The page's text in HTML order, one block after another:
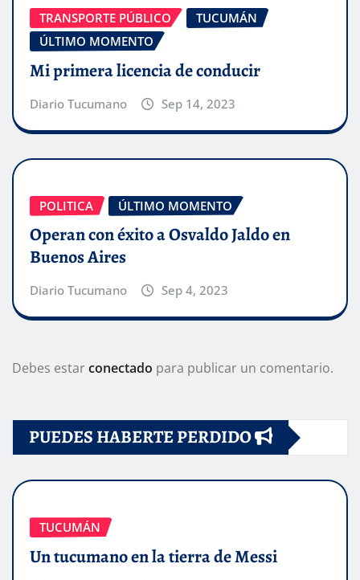
TRANSPORTE PÚBLICO
TUCUMÁN
ÚLTIMO MOMENTO
Mi primera licencia de conducir
Diario Tucumano Sep 14, 2023
POLITICA ÚLTIMO MOMENTO
Operan con éxito a Osvaldo Jaldo en
Buenos Aires
Diario Tucumano Sep 4, 2023
Debes estarconectado para publicar un comentario.
PUEDES HABERTE PERDIDO
TUCUMÁN
Un tucumano en la tierra de Messi